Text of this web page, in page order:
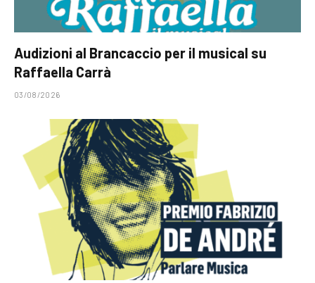
Audizioni al Brancaccio per il musical su
Raffaella Carrà
03/08/2026